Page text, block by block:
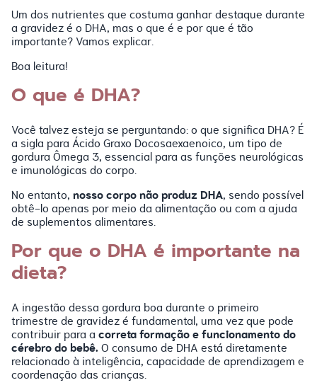
Um dos nutrientes que costuma ganhar destaque durante
a gravidez é o DHA, mas o que é e por que é tão
importante? Vamos explicar.
Boa leitura!
O que é DHA?
Você talvez esteja se perguntando: o que significa DHA? É
a sigla para Ácido Graxo Docosaexaenoico, um tipo de
gordura Ômega 3, essencial para as funções neurológicas
e imunológicas do corpo.
No entanto,nosso corpo não produz DHA, sendo possível
obtê-lo apenas por meio da alimentação ou com a ajuda
de suplementos alimentares.
Por que o DHA é importante na
dieta?
A ingestão dessa gordura boa durante o primeiro
trimestre de gravidez é fundamental, uma vez que pode
contribuir para acorreta formação e funcionamento do
cérebro do bebê.O consumo de DHA está diretamente
relacionado à inteligência, capacidade de aprendizagem e
coordenação das crianças.